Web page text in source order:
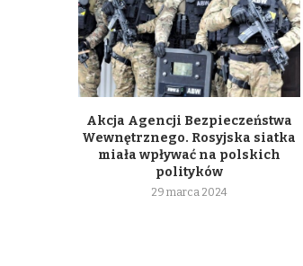
Akcja Agencji Bezpieczeństwa
Wewnętrznego. Rosyjska siatka
miała wpływać na polskich
polityków
29 marca 2024